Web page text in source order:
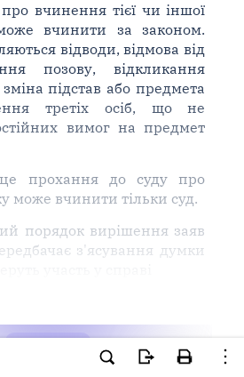
вчинення тієї чи іншої
вчинити за законом.
відводи, відмова від
позову, відкликання
підстав або предмета
третіх осіб, що не
вимог на предмет
прохання до суду про
може вчинити тільки суд.
порядок вирішення заяв
з'ясування думки